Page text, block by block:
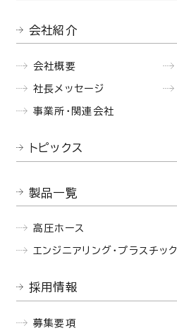
会社紹介
会社概要
社長メッセージ
事業所・関連会社
トピックス
製品一覧
高圧ホース
エンジニアリング・プラスチック
採用情報
募集要項